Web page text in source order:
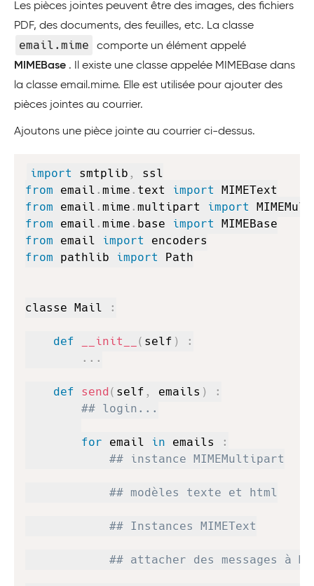
Les pièces jointes peuvent être des images, des fichiers
PDF, des documents, des feuilles, etc. La classe
email.mime
comporte un élément appelé
MIMEBase . Il existe une classe appelée MIMEBase dans
la classe email.mime. Elle est utilisée pour ajouter des
pièces jointes au courrier.
Ajoutons une pièce jointe au courrier ci-dessus.
import smtplib ,
from email . mime . text import
from email . mime . multipart
import
from email . mime . base import
from email import
from pathlib import Path
classe Mail :
def __init__ ( self )
:
. . .
def send( self , emails )
:
## login...
for email in emails
:
## instance MIMEMultipart
## modèles texte et html
## Instances MIMEText
## attacher des messages à